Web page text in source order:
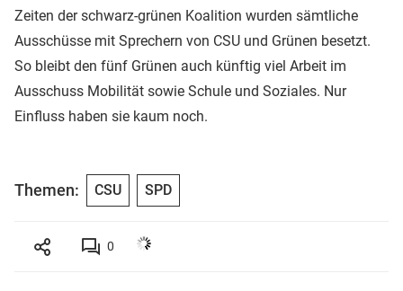
Zeiten der schwarz-grünen Koalition wurden sämtliche
Ausschüsse mit Sprechern von CSU und Grünen besetzt.
So bleibt den fünf Grünen auch künftig viel Arbeit im
Ausschuss Mobilität sowie Schule und Soziales. Nur
Einfluss haben sie kaum noch.
Themen: CSU SPD
0